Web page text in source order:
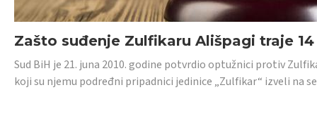
Zašto suđenje Zulfikaru Ališpagi traje
Sud BiH je 21. juna 2010. godine potvrdio optužnici protiv
koji su njemu podređni pripadnici jedinice „Zulfikar“ izveli na